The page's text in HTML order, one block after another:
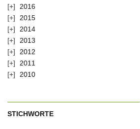
2016
2015
2014
2013
2012
2011
2010
STICHWORTE